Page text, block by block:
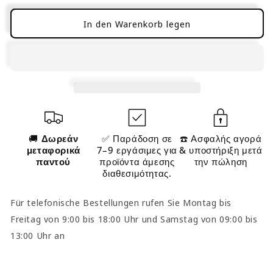
Ständer
Sideboard
Ständer
niedrig
Sideboard
In den Warenkorb legen
🚚 Δωρεάν
μεταφορικά
παντού
✅ Παράδοση σε
7–9 εργάσιμες για
προϊόντα άμεσης
διαθεσιμότητας.
☎️ Ασφαλής αγορά
& υποστήριξη μετά
την πώληση
Für telefonische Bestellungen rufen Sie Montag bis
Freitag von 9:00 bis 18:00 Uhr und Samstag von 09:00 bis
13:00 Uhr an